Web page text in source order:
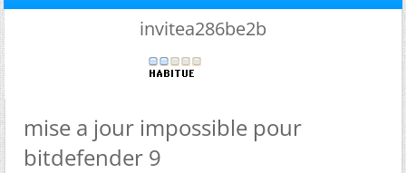
invitea286be2b
mise a jour impossible pour
bitdefender 9